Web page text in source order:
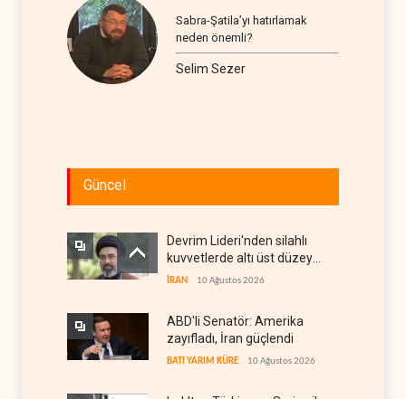
Sabra-Şatila’yı hatırlamak
neden önemli?
Selim Sezer
Güncel
Devrim Lideri'nden silahlı
kuvvetlerde altı üst düzey
atama
İRAN 10 Ağustos 2026
ABD'li Senatör: Amerika
zayıfladı, İran güçlendi
BATI YARIM KÜRE 10 Ağustos 2026